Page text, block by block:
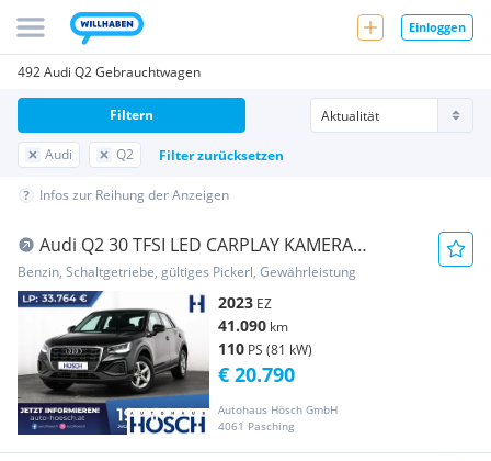
Einloggen
492 Audi Q2 Gebrauchtwagen
Audi Q2 Filter zurücksetzen
Filtern
Infos zur Reihung der Anzeigen
Audi Q2 30 TFSI LED CARPLAY KAMERA
NEUWERTIG
Benzin, Schaltgetriebe, gültiges Pickerl, Gewährleistung
2023 EZ
41.090 km
110 PS (81 kW)
Autohaus Hösch GmbH
4061 Pasching
€ 20.790